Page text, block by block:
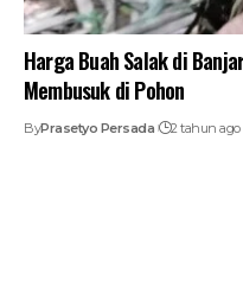
Harga Buah Salak di
Membusuk di Pohon
ByPrasetyo Persada 2 tahun ago